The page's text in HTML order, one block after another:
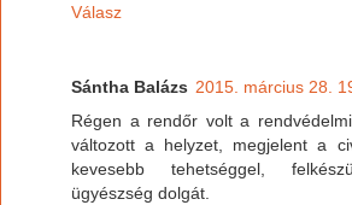
Válasz
Sántha Balázs 2015. március 28.
Régen a rendőr volt a
változott a helyzet, megjelent a
kevesebb tehetséggel,
ügyészség dolgát.